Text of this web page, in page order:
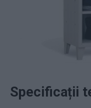
Specificații